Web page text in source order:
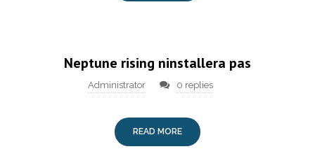
Neptune rising ninstallera pas
Administrator 0 replies
READ MORE